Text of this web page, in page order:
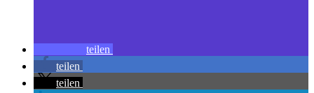
teilen
teilen
teilen